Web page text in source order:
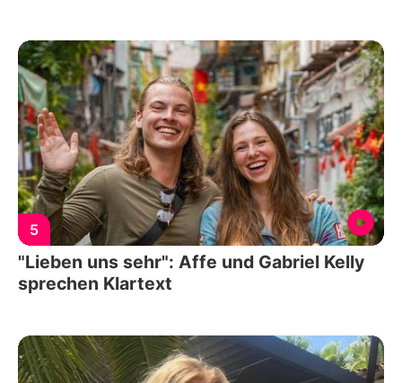
5
"Lieben uns sehr": Affe und Gabriel Kelly
sprechen Klartext